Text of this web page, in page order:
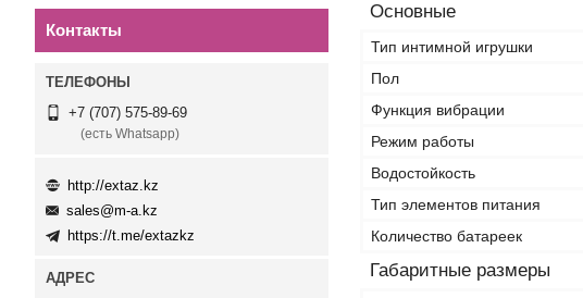
Основные
Тип интимной игрушки
Пол
Функция вибрации
Режим работы
Водостойкость
Тип элементов питания
Количество батареек
Габаритные размеры
Контакты
+7 (707) 575-89-69
(есть Whatsapp)
http://extaz.kz
sales@m-a.kz
https://t.me/extazkz